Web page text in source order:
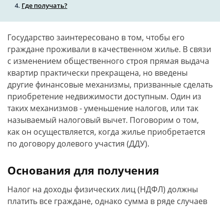
Где получать?
Государство заинтересовано в том, чтобы его
граждане проживали в качественном жилье. В связи
с изменением общественного строя прямая выдача
квартир практически прекращена, но введены
другие финансовые механизмы, призванные сделать
приобретение недвижимости доступным. Один из
таких механизмов - уменьшение налогов, или так
называемый налоговый вычет. Поговорим о том,
как он осуществляется, когда жилье приобретается
по договору долевого участия (ДДУ).
Основания для получения
Налог на доходы физических лиц (НДФЛ) должны
платить все граждане, однако сумма в ряде случаев